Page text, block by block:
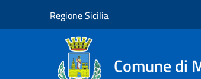
Regione Sicilia
Comune di